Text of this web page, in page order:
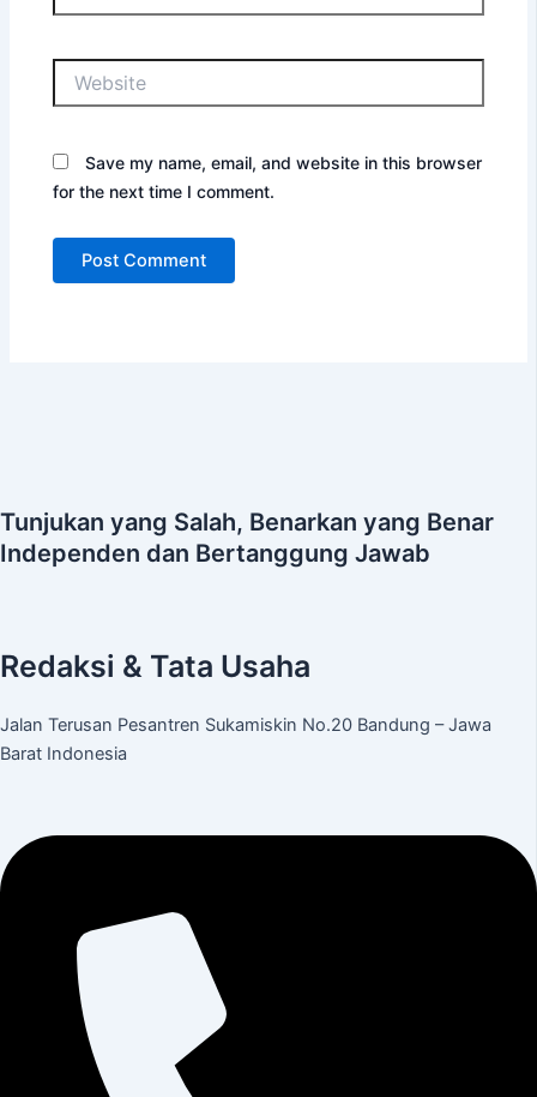
Save my name, email, and website in this browser
for the next time I comment.
Tunjukan yang Salah, Benarkan yang Benar
Independen dan Bertanggung Jawab
Redaksi & Tata Usaha
Jalan Terusan Pesantren Sukamiskin No.20 Bandung – Jawa
Barat Indonesia